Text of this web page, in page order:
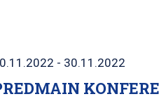
- 30.11.2022